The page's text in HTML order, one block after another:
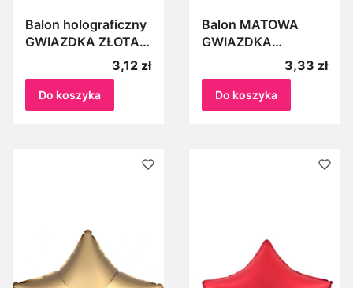
Balon holograficzny
GWIAZDKA ZŁOTA
ok.45cm gwiazda
Cena
3,12 zł
Do koszyka
Balon MATOWA
GWIAZDKA
SREBRNA ok.45cm
Cena
3,33 zł
Do koszyka